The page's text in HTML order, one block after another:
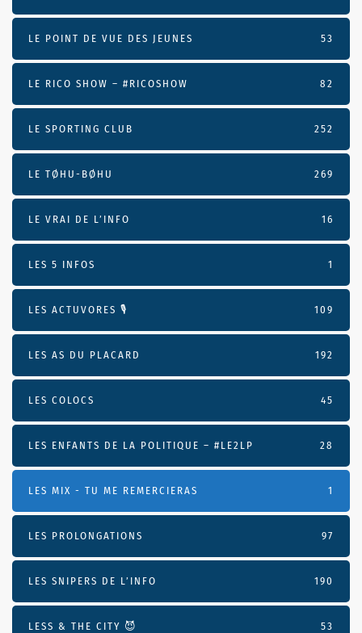
LE POINT DE VUE DES JEUNES 53
LE RICO SHOW – #RICOSHOW 82
LE SPORTING CLUB 252
LE TØHU-BØHU 269
LE VRAI DE L’INFO 16
LES 5 INFOS 1
LES ACTUVORES 🎙 109
LES AS DU PLACARD 192
LES COLOCS 45
LES ENFANTS DE LA POLITIQUE – #LE2LP 28
LES MIX - TU ME REMERCIERAS 1
LES PROLONGATIONS 97
LES SNIPERS DE L’INFO 190
LESS & THE CITY 😈 53